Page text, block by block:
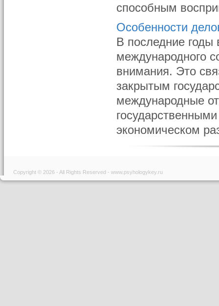
способным
Особенности
В последние годы
международного
внимания. Это
закрытым
международные
экономическом
Copyright © 2026 - All Rights Reserved - www.psyhologykey.ru